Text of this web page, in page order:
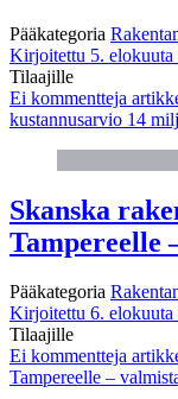
Pääkategoria
Kirjoitettu 5. elokuuta
Tilaajille
Ei kommentteja
kustannusarvio 14
Skanska
Tampereelle
Pääkategoria
Kirjoitettu 6. elokuuta
Tilaajille
Ei kommentteja
Tampereelle –